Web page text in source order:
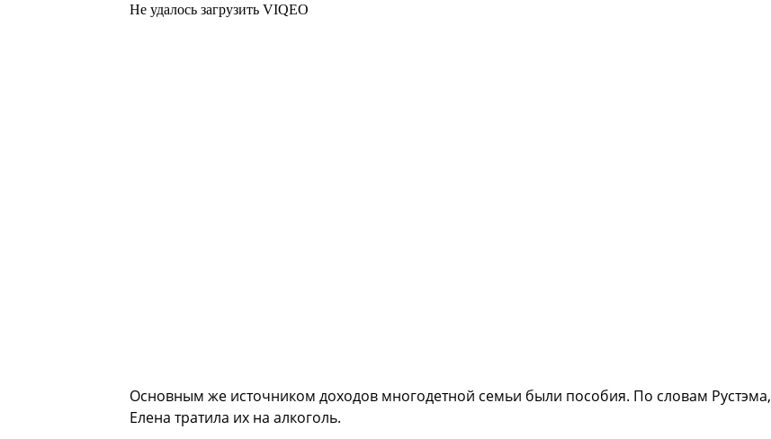
Не удалось загрузить VIQEO
Основным же источником доходов многодетной семьи были пособия. По словам Рустэма,
Елена тратила их на алкоголь.